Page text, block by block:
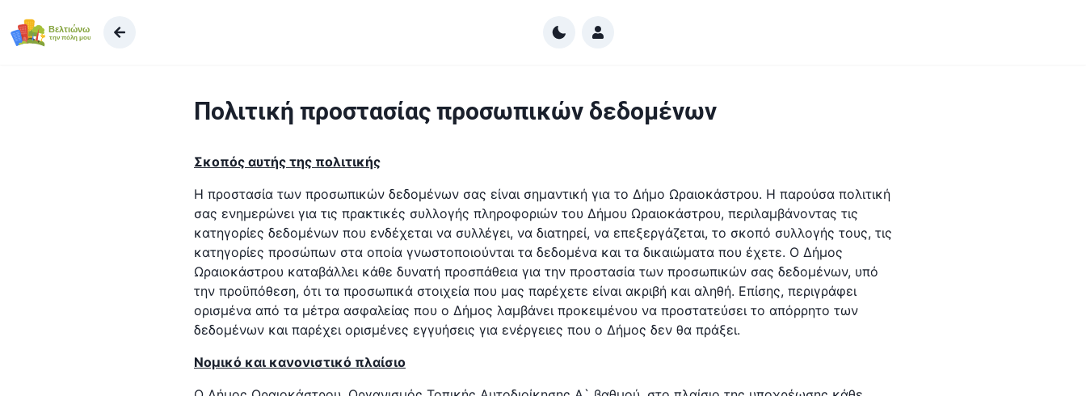
Πολιτική προστασίας προσωπικών δεδομένων
Σκοπός αυτής της πολιτικής
Η προστασία των προσωπικών δεδομένων σας είναι σημαντική για το Δήμο Ωραιοκάστρου. Η παρούσα πολιτική
σας ενημερώνει για τις πρακτικές συλλογής πληροφοριών του Δήμου Ωραιοκάστρου, περιλαμβάνοντας τις
κατηγορίες δεδομένων που ενδέχεται να συλλέγει, να διατηρεί, να επεξεργάζεται, το σκοπό συλλογής τους, τις
κατηγορίες προσώπων στα οποία γνωστοποιούνται τα δεδομένα και τα δικαιώματα που έχετε. Ο Δήμος
Ωραιοκάστρου καταβάλλει κάθε δυνατή προσπάθεια για την προστασία των προσωπικών σας δεδομένων, υπό
την προϋπόθεση, ότι τα προσωπικά στοιχεία που μας παρέχετε είναι ακριβή και αληθή. Επίσης, περιγράφει
ορισμένα από τα μέτρα ασφαλείας που ο Δήμος λαμβάνει προκειμένου να προστατεύσει το απόρρητο των
δεδομένων και παρέχει ορισμένες εγγυήσεις για ενέργειες που ο Δήμος δεν θα πράξει.
Νομικό και κανονιστικό πλαίσιο